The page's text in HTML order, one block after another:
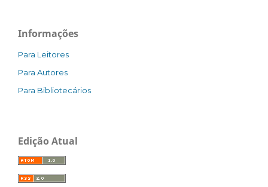
Informações
Para Leitores
Para Autores
Para Bibliotecários
Edição Atual